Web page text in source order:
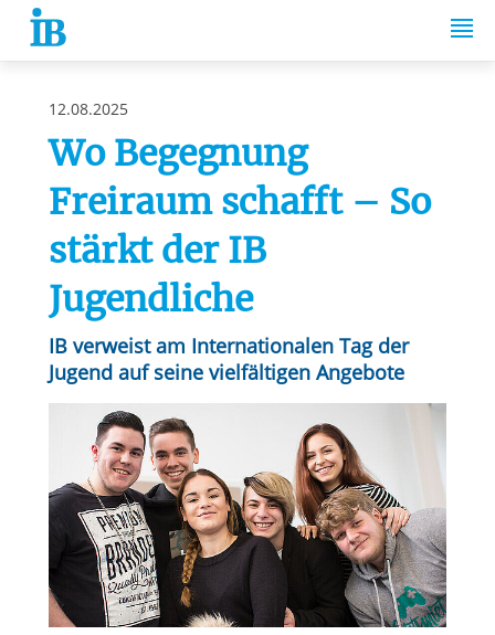
Springe zum Inhalt
12.08.2025
Wo Begegnung
Freiraum schafft – So
stärkt der IB
Jugendliche
IB verweist am Internationalen Tag der
Jugend auf seine vielfältigen Angebote